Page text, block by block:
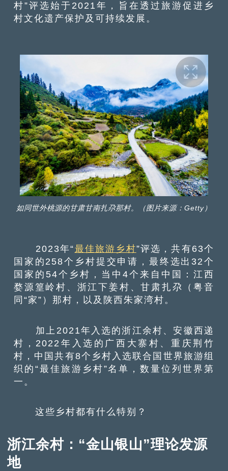
村”评选始于2021年，旨在透过旅游促进乡
村文化遗产保护及可持续发展。
如同世外桃源的甘肃甘南扎尕那村。（图片来源：Getty）
2023年“最佳旅游乡村”评选，共有63个
国家的258个乡村提交申请，最终选出32个
国家的54个乡村，当中4个来自中国：江西
婺源篁岭村、浙江下姜村、甘肃扎尕（粤音
同“家”）那村，以及陕西朱家湾村。
加上2021年入选的浙江余村、安徽西递
村，2022年入选的广西大寨村、重庆荆竹
村，中国共有8个乡村入选联合国世界旅游组
织的“最佳旅游乡村”名单，数量位列世界第
一。
这些乡村都有什么特别？
浙江余村：“金山银山”理论发源
地